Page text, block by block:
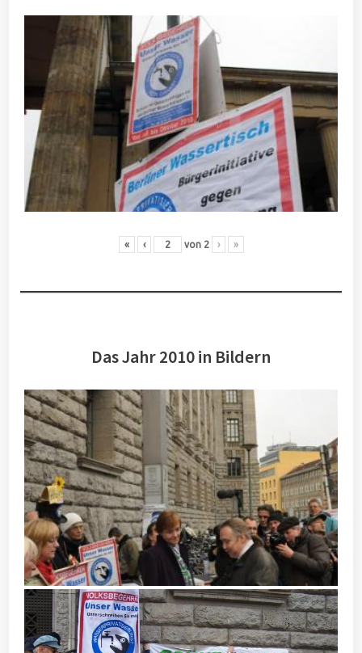
« ‹ von 2 › »
Das Jahr 2010 in Bildern